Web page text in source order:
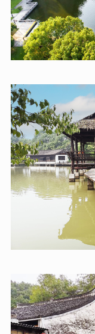
地。故居保留了南
事蹟和民俗文化。
代活力的文化街